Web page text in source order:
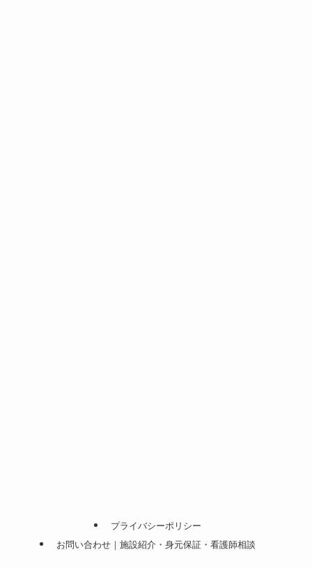
プライバシーポリシー
お問い合わせ｜施設紹介・身元保証・看護師相談